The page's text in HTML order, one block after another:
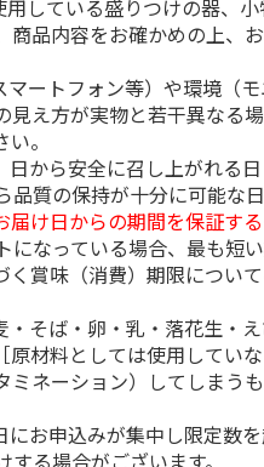
している盛りつけの器、
商品内容をお確かめの上、
ートフォン等）や環境（
見え方が実物と若干異なる
。
から安全に召し上がれる
品質の保持が十分に可能な
届け日からの期間を保証す
になっている場合、最も短
く賞味（消費）期限につい
そば・卵・乳・落花生・え
原材料としては使用してい
ミネーション）してしまう
お申込みが集中し限定数